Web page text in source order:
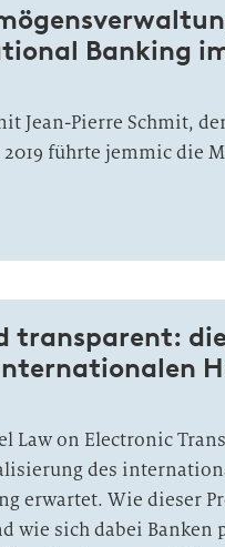
Banking
Jean-Pierre Schmit,
führte jemmic die
transparent:
Law on Electronic
des
erwartet. Wie dieser
wie sich dabei